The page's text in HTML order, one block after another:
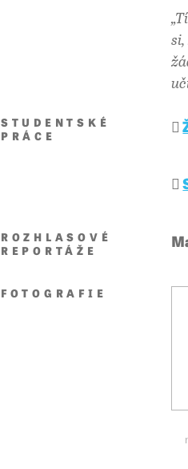
STUDENTSKÉ
PRÁCE
ROZHLASOVÉ
REPORTÁŽE
FOTOGRAFIE